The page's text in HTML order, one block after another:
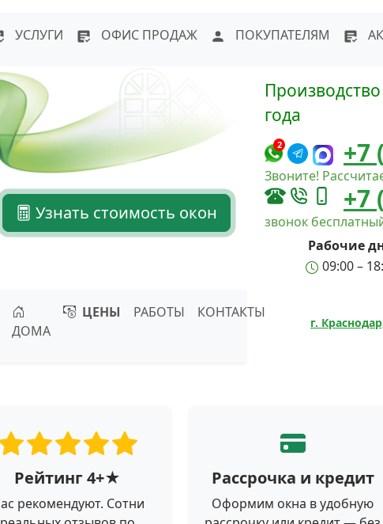
УСЛУГИ ОФИС ПРОДАЖ ПОКУПАТЕЛЯМ
Узнать стоимость окон
ДОМА
ЦЕНЫ РАБОТЫ КОНТАКТЫ
года
2 +7
Звоните!
+7
звонок
Рабочие
09:00 –
г.
Рейтинг 4+★
рекомендуют. Сотни
Рассрочка и кредит
Оформим окна в удобную